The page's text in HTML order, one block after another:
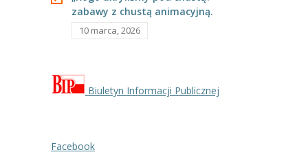
zabawy z chustą animacyjną.
10 marca, 2026
Biuletyn Informacji Publicznej
Facebook